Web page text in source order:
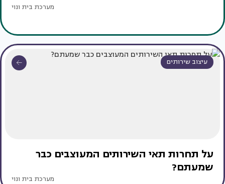
מערכת בית ונוי
עיצוב שירותים
על תחרות תאי השירותים המעוצבים כבר
שמעתם?
מערכת בית ונוי